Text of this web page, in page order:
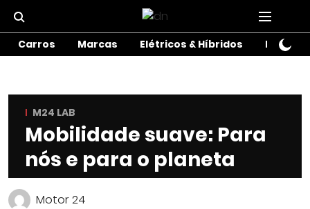
Carros Marcas Elétricos & Híbridos Motos
M24 LAB
Mobilidade suave: Para
nós e para o planeta
Motor 24